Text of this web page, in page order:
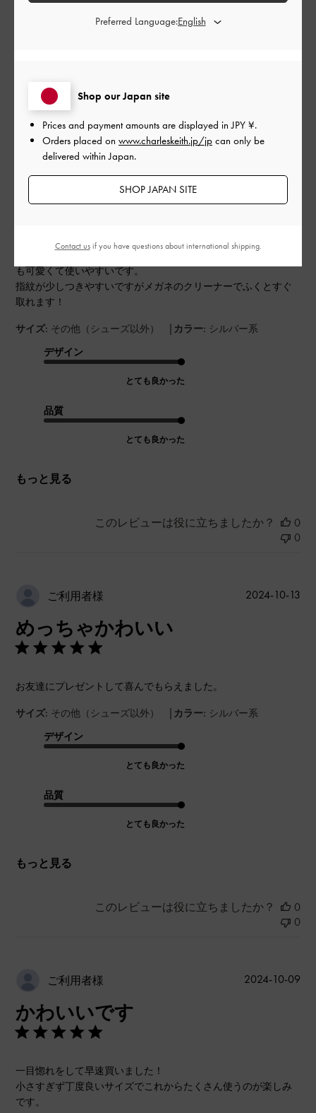
ご利用者様
可愛くて使いやすい！
中にポケットがあってたくさん入るのでとても使いやすいで
す。そして、何よりも可愛い！色も可愛いし、持ち手が長いの
も可愛くて使いやすいです。
指紋が少しつきやすいですがメガネのクリーナーでふくとすぐ
取れます！
サイズ: その他（シューズ以外） | カラー: シルバー系
デザイン
とても良かった
品質
とても良かった
もっと見る
2024-10-14
このレビューは役に立ちましたか？
0
0
ご利用者様
めっちゃかわいい
お友達にプレゼントして喜んでもらえました。
サイズ: その他（シューズ以外） | カラー: シルバー系
デザイン
とても良かった
品質
とても良かった
もっと見る
公
2024-10-13
このレビューは役に立ちましたか？
0
0
ご利用者様
かわいいです
一目惚れをして早速買いました！
小さすぎず丁度良いサイズでこれからたくさん使うのが楽しみ
です。
公
2024-10-09
Shop our Japan site
Prices and payment amounts are displayed inJPY ¥.
Orders placed on www.charleskeith.jp/jp can only be
delivered within Japan.
SHOP JAPAN SITE
Preferred Language:
Contact usif you have questions about international shipping.